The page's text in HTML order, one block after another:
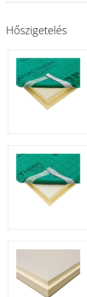
Hőszigetelés